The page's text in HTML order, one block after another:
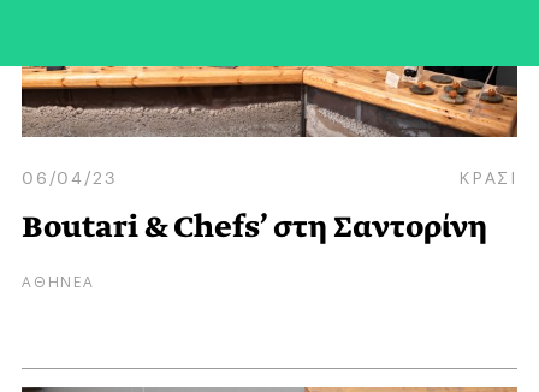
06/04/23 ΚΡΑΣΙ
Boutari & Chefs’ στη Σαντορίνη
ΑΘΗΝΕΑ